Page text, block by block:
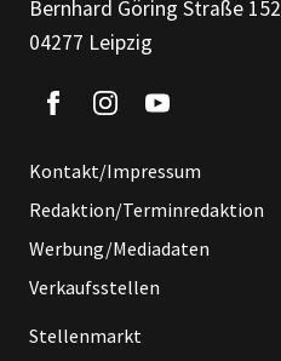
Bernhard Göring Straße 152
04277 Leipzig
Kontakt/Impressum
Redaktion/Terminredaktion
Werbung/Mediadaten
Verkaufsstellen
Stellenmarkt